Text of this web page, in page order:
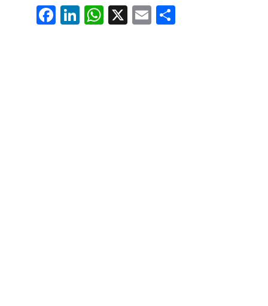
Fa
ce
Li
nk
W
ha
X E
m
Pa